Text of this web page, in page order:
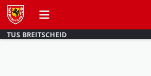
TUS BREITSCHEID